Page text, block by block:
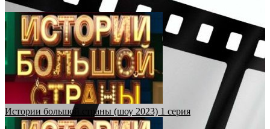
Истории большой страны (шоу 2023) 1 серия